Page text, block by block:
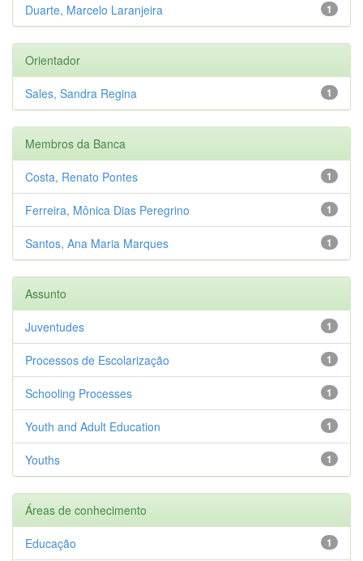
1
Duarte, Marcelo Laranjeira
Orientador
1
Sales, Sandra Regina
Membros da Banca
1
Costa, Renato Pontes
1
Ferreira, Mônica Dias Peregrino
1
Santos, Ana Maria Marques
Assunto
1
Juventudes
1
Processos de Escolarização
1
Schooling Processes
1
Youth and Adult Education
1
Youths
Áreas de conhecimento
1
Educação